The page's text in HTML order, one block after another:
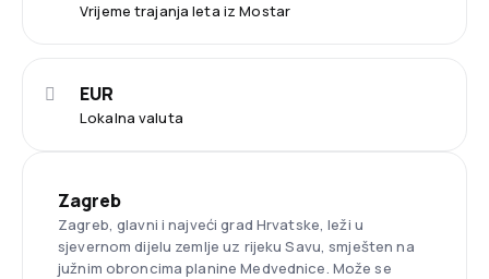
Vrijeme trajanja leta iz Mostar
Lokalna valuta
EUR
Zagreb
Zagreb, glavni i najveći grad Hrvatske, leži u
sjevernom dijelu zemlje uz rijeku Savu, smješten na
južnim obroncima planine Medvednice. Može se